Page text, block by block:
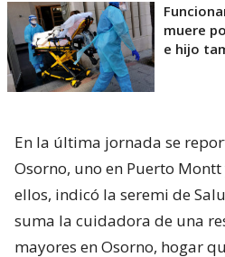
muere
e hijo
En la última jornada se
Osorno, uno en Puerto
ellos, indicó la seremi de
suma la cuidadora de una
mayores en Osorno, hogar